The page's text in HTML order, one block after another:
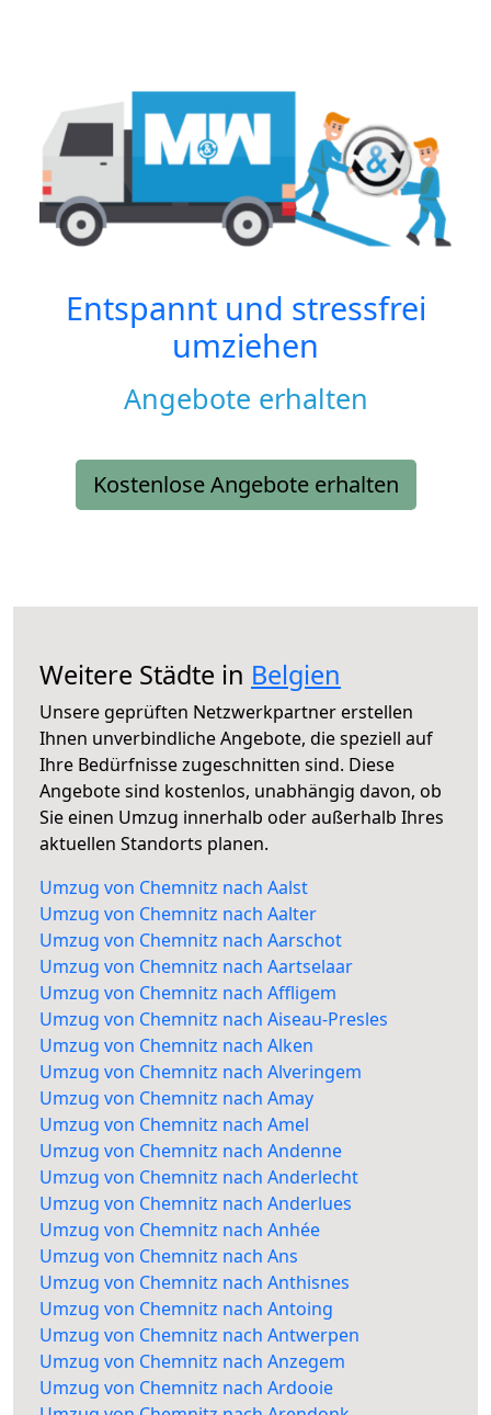
Entspannt und stressfrei
umziehen
Angebote erhalten
Kostenlose Angebote erhalten
Weitere Städte in Belgien
Unsere geprüften Netzwerkpartner erstellen
Ihnen unverbindliche Angebote, die speziell auf
Ihre Bedürfnisse zugeschnitten sind. Diese
Angebote sind kostenlos, unabhängig davon, ob
Sie einen Umzug innerhalb oder außerhalb Ihres
aktuellen Standorts planen.
Umzug von Chemnitz nach Aalst
Umzug von Chemnitz nach Aalter
Umzug von Chemnitz nach Aarschot
Umzug von Chemnitz nach Aartselaar
Umzug von Chemnitz nach Affligem
Umzug von Chemnitz nach Aiseau-Presles
Umzug von Chemnitz nach Alken
Umzug von Chemnitz nach Alveringem
Umzug von Chemnitz nach Amay
Umzug von Chemnitz nach Amel
Umzug von Chemnitz nach Andenne
Umzug von Chemnitz nach Anderlecht
Umzug von Chemnitz nach Anderlues
Umzug von Chemnitz nach Anhée
Umzug von Chemnitz nach Ans
Umzug von Chemnitz nach Anthisnes
Umzug von Chemnitz nach Antoing
Umzug von Chemnitz nach Antwerpen
Umzug von Chemnitz nach Anzegem
Umzug von Chemnitz nach Ardooie